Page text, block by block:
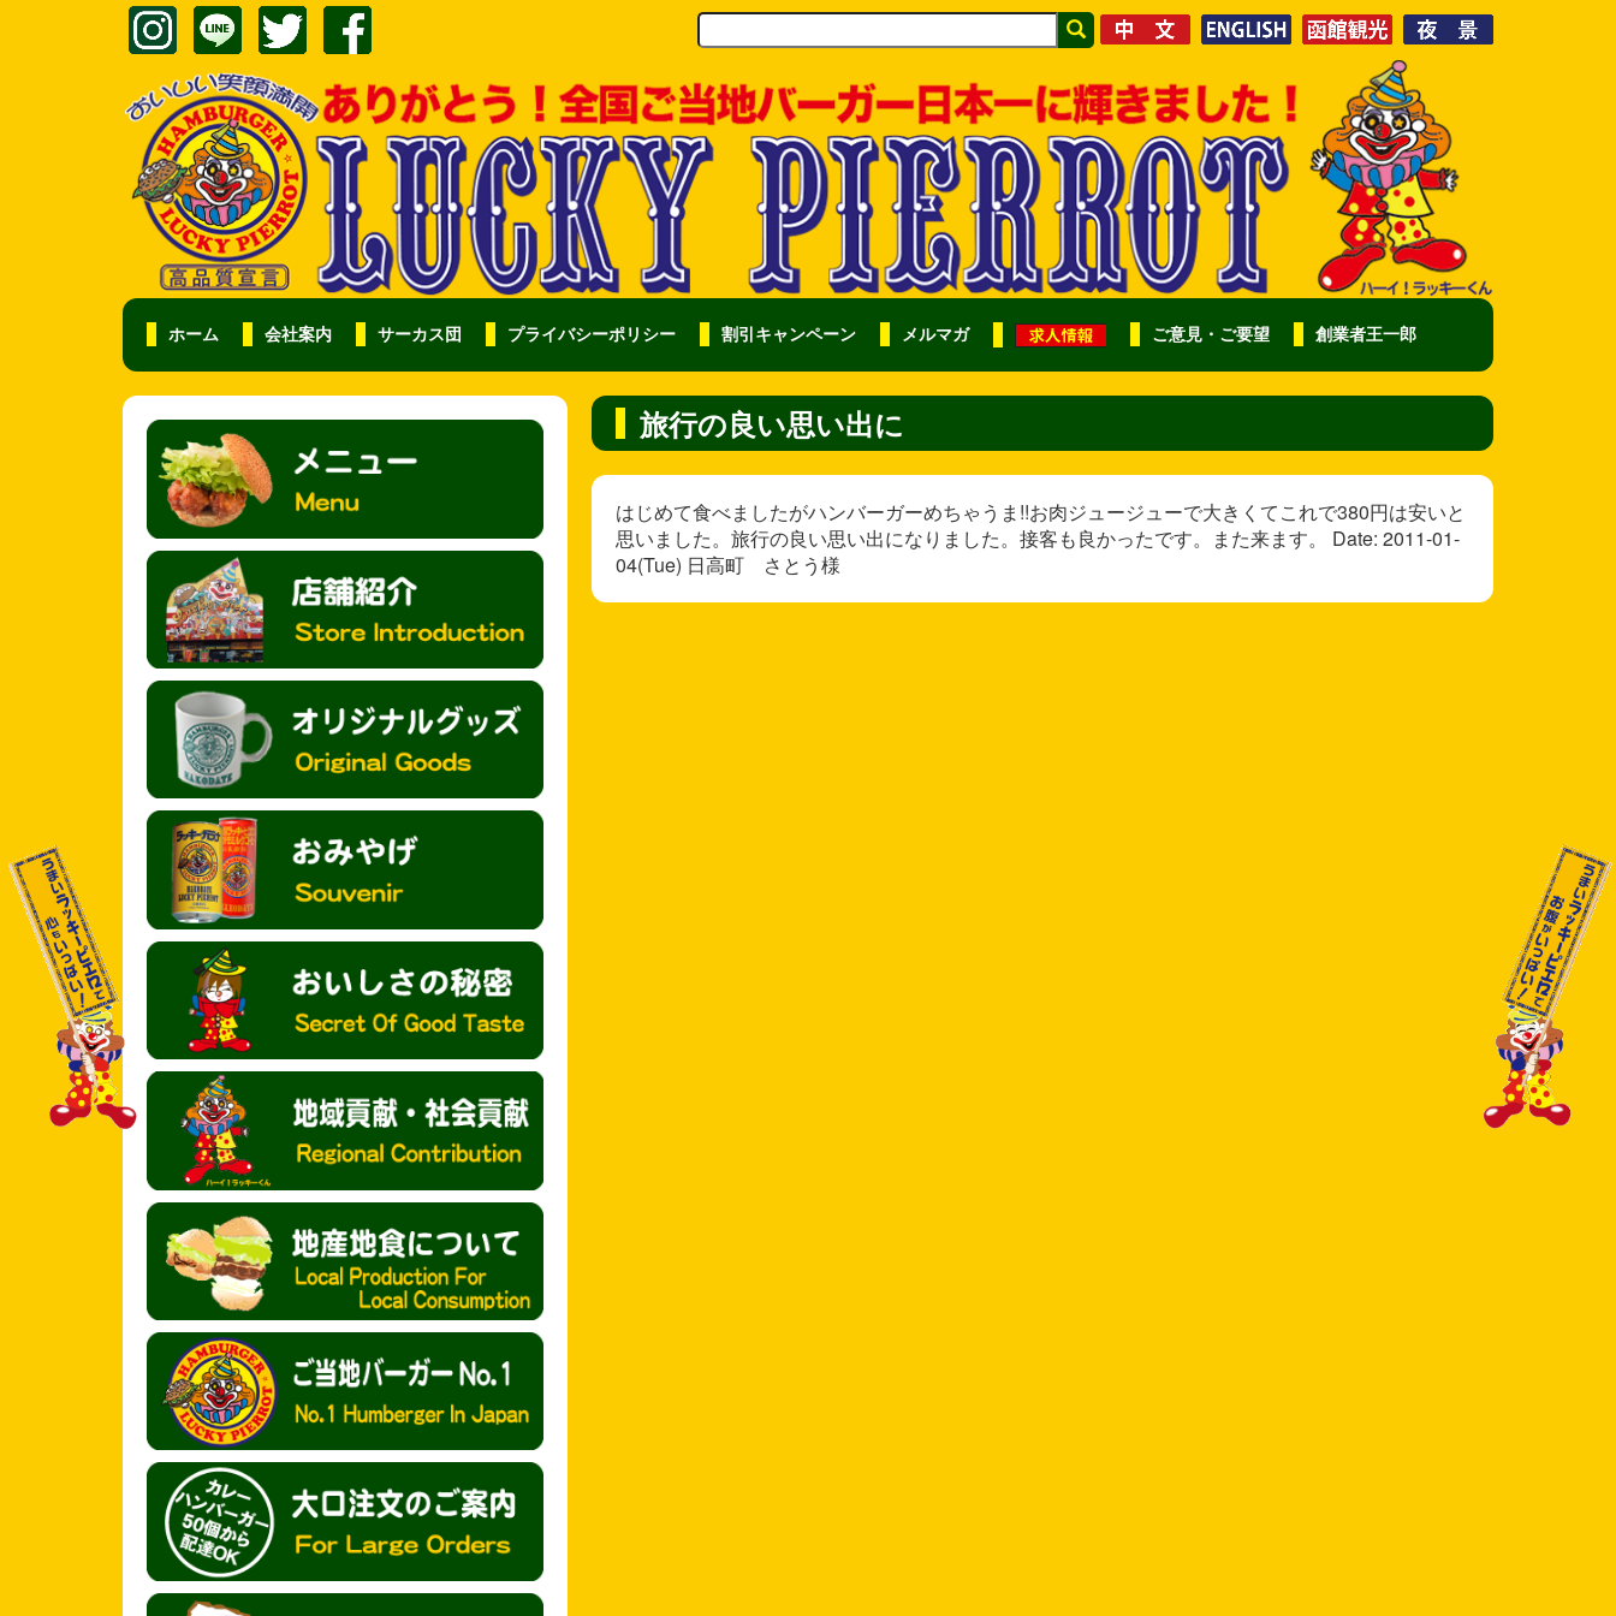
ホーム 会社案内 サーカス団 プライバシーポリシー 割引キャンペーン メルマガ ご意見・ご要望 創業者王一郎
旅行の良い思い出に
はじめて食べましたがハンバーガーめちゃうま!!お肉ジュージューで大きくてこれで380円は安いと
思いました。旅行の良い思い出になりました。接客も良かったです。また来ます。 Date: 2011-01-
04(Tue) 日高町 さとう様